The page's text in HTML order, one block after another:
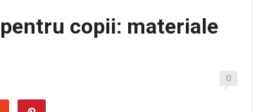
copii: materiale
0